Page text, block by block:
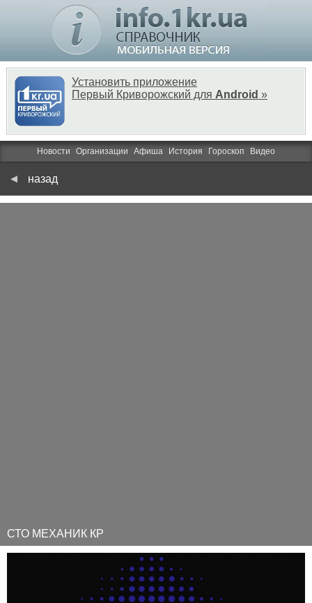
Установить приложение
Первый Криворожский для Android »
Новости Организации Афиша История Гороскоп Видео
назад
СТО МЕХАНИК КР